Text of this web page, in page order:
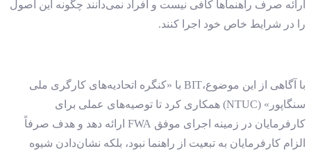
ارائه صرف راهنماها کافی نیست و افراد نمی‌دانند چگونه این اصول
را در شرایط خاص خود اجرا کنند.
با آگاهی از این موضوع،BIT با «کنگره اتحادیه‌های کارگری ملی
سنگاپور» (NTUC) همکاری کرد تا توصیه‌های عملی برای
کارفرمایان در زمینه اجرای موفق FWA ارائه دهد و هدف صرفاً
الزام کارفرمایان به تبعیت از راهنما نبود، بلکه نشان‌دادن شیوه